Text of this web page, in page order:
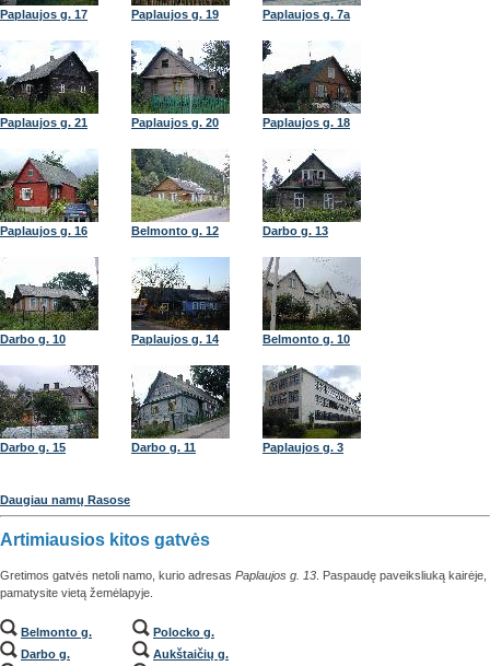
Paplaujos g. 17 Paplaujos g. 19 Paplaujos g. 7a
Paplaujos g. 21 Paplaujos g. 20 Paplaujos g. 18
Paplaujos g. 16 Belmonto g. 12 Darbo g. 13
Darbo g. 10 Paplaujos g. 14 Belmonto g. 10
Darbo g. 15 Darbo g. 11 Paplaujos g. 3
Daugiau namų Rasose
Artimiausios kitos gatvės
Gretimos gatvės netoli namo, kurio adresas Paplaujos g. 13 . Paspaudę paveiksliuką kairėje,
pamatysite vietą žemėlapyje.
Belmonto g.
Darbo g.
Polocko g.
Aukštaičių g.